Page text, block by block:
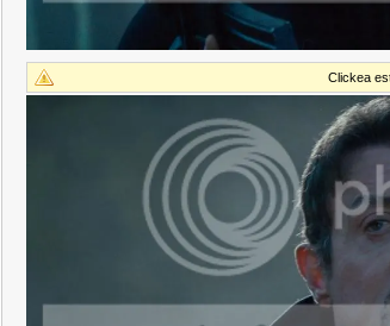
Clickea